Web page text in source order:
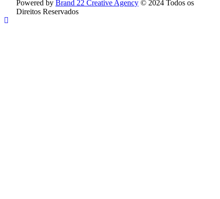
Powered by Brand 22 Creative Agency © 2024 Todos os
Direitos Reservados